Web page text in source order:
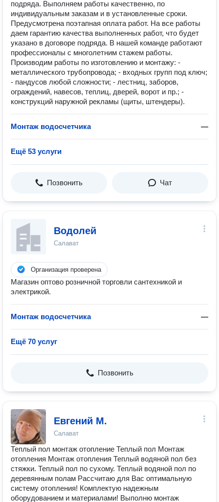
подряда. Выполняем работы качественно, по
индивидуальным заказам и в установленные сроки.
Предусмотрена поэтапная оплата работ. На все работы
даем гарантию качества выполненных работ, что будет
указано в договоре подряда. В нашей команде работают
профессионалы с многолетним стажем работы.
Производим работы по изготовлению и монтажу: -
металлического трубопровода; - входных групп под ключ;
- пандусов любой сложности; - лестниц, заборов,
ограждений, навесов, теплиц, дверей, ворот и пр.; -
конструкций наружной рекламы (щиты, штендеры).
Монтаж водосчетчика —
Ещё 53 услуги
Позвонить Чат
Водолей
Салават
Организация проверена
Магазин оптово розничной торговли сантехникой и
электрикой.
Монтаж водосчетчика —
Ещё 70 услуг
Позвонить
Евгений М.
Салават
Теплый пол монтаж отопление Теплый пол Монтаж
отопления Монтаж отопления Теплый водяной пол без
стяжки. Теплый пол по сухому. Теплый водяной пол по
деревянным полам Рассчитаю для Вас оптимальную
систему отопления! Комплектую надежным
оборудованием и материалами! Выполню монтаж